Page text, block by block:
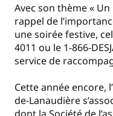
Avec son thème «
rappel de
une soirée festive,
4011 ou le 1-866-
service de
Cette année encore,
de-Lanaudière